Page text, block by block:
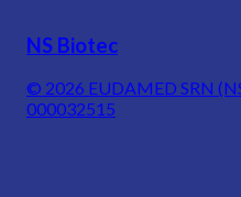
NS Biotec
© 2026 EUDAMED SRN
000032515